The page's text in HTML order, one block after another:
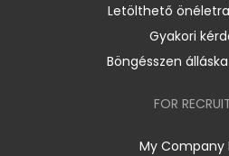
Letölthető
Gyakori
Böngésszen
FOR
My Company